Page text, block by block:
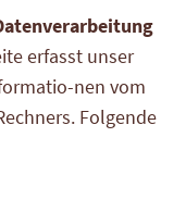
erfasst unser
nen vom
Folgende